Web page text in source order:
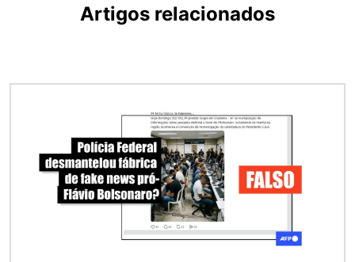
Artigos relacionados